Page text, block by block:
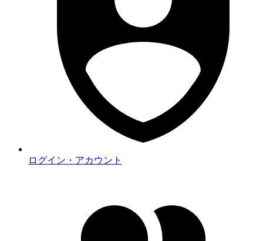
ログイン・アカウント